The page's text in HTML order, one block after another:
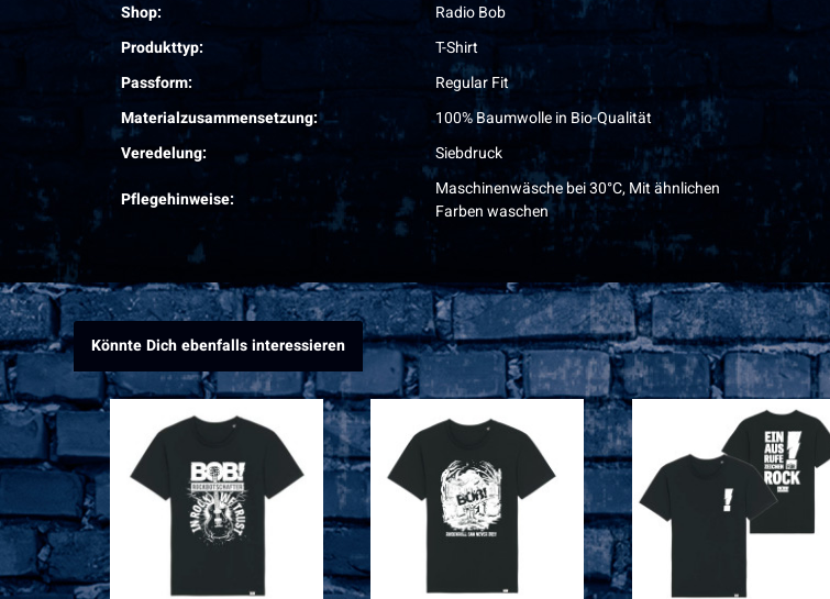
Shop:
Radio Bob
Produkttyp:
T-Shirt
Passform:
Regular Fit
Materialzusammensetzung:
100% Baumwolle in Bio-Qualität
Veredelung:
Siebdruck
Pflegehinweise:
Maschinenwäsche bei 30°C, Mit ähnlichen
Farben waschen
Könnte Dich ebenfalls interessieren